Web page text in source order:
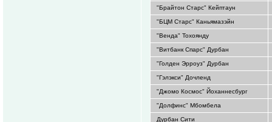
"Брайтон Старс" Кейптаун
"БЦМ Старс" Каньямазэйн
"Венда" Тохоянду
"Витбанк Спарс" Дурбан
"Голден Эрроуз" Дурбан
"Гэлэкси" Дочленд
"Джомо Космос" Йоханнесбург
"Долфинс" Мбомбела
Дурбан Сити